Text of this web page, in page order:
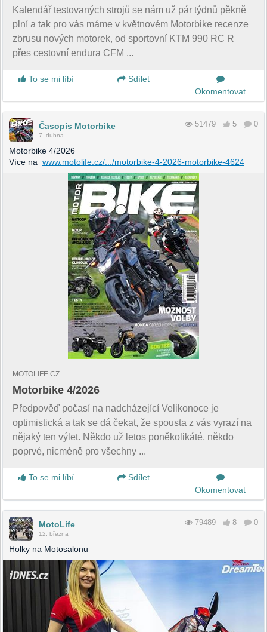
Kalendář testovaných strojů se nám už pár týdnů pěkně
plní a tak pro vás máme v květnovém Motorbike recenze
zbrusu nových motorek, od sportovní KTM 990 RC R
přes cestovní endura CFM ...
To se mi líbí
Sdílet
Okomentovat
Časopis Motorbike
7. dubna
51479 5 0
Motorbike 4/2026
Více na www.motolife.cz/.../motorbike-4-2026-motorbike-4624
MOTOLIFE.CZ
Motorbike 4/2026
Předpověď počasí na nadcházející Velikonoce je
optimistická a tak se dá čekat, že spousta z vás vyrazí na
nějaký ten výlet. Někdo už letos poněkolikáté, někdo
poprvé, nicméně pro všechny ...
To se mi líbí
Sdílet
Okomentovat
MotoLife
12. března
79489 8 0
Holky na Motosalonu